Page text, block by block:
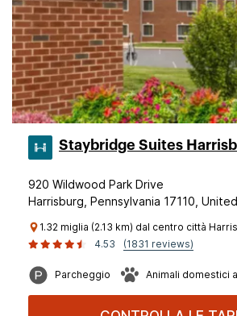
Staybridge Suites
920 Wildwood Park Drive
Harrisburg, Pennsylvania 17110,
1.32 miglia (2.13 km) dal centro città
4.53
(1831 reviews)
Parcheggio Animali domestici